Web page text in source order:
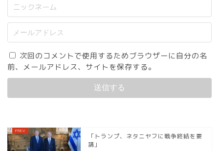
次回のコメントで使用するためブラウザーに自分の名
前、メールアドレス、サイトを保存する。
「トランプ、ネタニヤフに戦争終結を要
請」